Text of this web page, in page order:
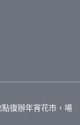
復辦年宵花市，場